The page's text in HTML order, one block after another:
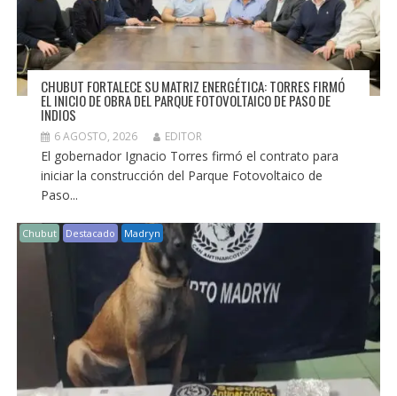
CHUBUT FORTALECE SU MATRIZ ENERGÉTICA: TORRES FIRMÓ
EL INICIO DE OBRA DEL PARQUE FOTOVOLTAICO DE PASO DE
INDIOS
6 AGOSTO, 2026 EDITOR
El gobernador Ignacio Torres firmó el contrato para
iniciar la construcción del Parque Fotovoltaico de
Paso...
Chubut Destacado Madryn